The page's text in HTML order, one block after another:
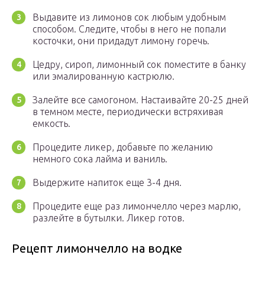
Выдавите из лимонов сок любым удобным
способом. Следите, чтобы в него не попали
косточки, они придадут лимону горечь.
Цедру, сироп, лимонный сок поместите в банку
или эмалированную кастрюлю.
Залейте все самогоном. Настаивайте 20-25 дней
в темном месте, периодически встряхивая
емкость.
Процедите ликер, добавьте по желанию
немного сока лайма и ваниль.
Выдержите напиток еще 3-4 дня.
Процедите еще раз лимончелло через марлю,
разлейте в бутылки. Ликер готов.
Рецепт лимончелло на водке